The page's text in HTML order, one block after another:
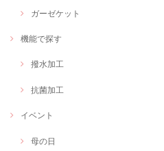
ガーゼケット
機能で探す
撥水加工
抗菌加工
イベント
母の日